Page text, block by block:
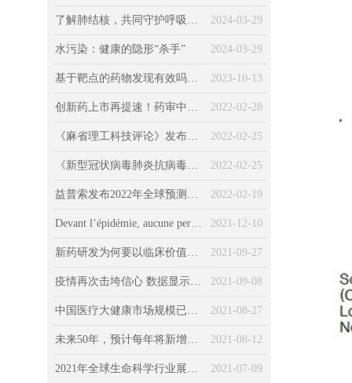
2024-03-29
了解肺结核，共同守护呼吸健康
2024-03-29
水污染：健康的隐形“杀手”
2023-10-13
基于靶点的药物发现有效吗？所有药物的发现和“非靶向”机制
2022-02-28
创新药上市再提速！药审中心发布最新《加快创新药上市申请审评工作程序（试行）》征求意见稿
2022-02-25
《麻省理工科技评论》发布2022年全球十大突破性技术
2022-02-25
《新型冠状病毒肺炎抗病毒新药临床试验技术指导原则（试行）》发布
2022-02-19
益普索发布2022年全球预测：新冠、环境、经济、社会、技术……
2021-12-10
Devant l’épidémie, aucune personne ne pouvait pas être épargnée (Chapitre 3 : la société) : Le COVID-19 « kidnappé » par la politique, l’économie et la morale
2021-09-27
新药研发为何要以临床价值为导向？药监局首次权威解读
2021-09-08
疫情再次击垮信心 数据显示全球经济复苏依然寸步难行
2021-08-27
中国医疗大健康市场规模已达13万亿元，院外健康管理成未来投资热点
2021-08-12
未来50年，预计每年将新增3400万癌症病例，癌症患者数翻倍！
2021-07-09
2021年全球生命科学行业展望：让可能成为现实，保持发展势头